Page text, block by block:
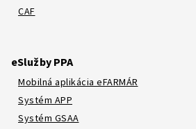
CAF
eSlužby PPA
Mobilná aplikácia eFARMÁR
Systém APP
Systém GSAA